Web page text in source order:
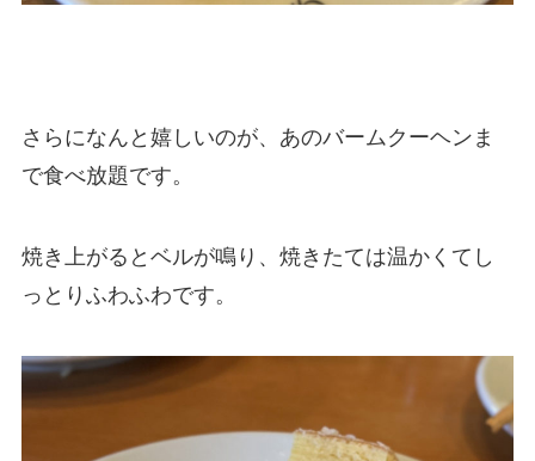
さらになんと嬉しいのが、あのバームクーヘンま
で食べ放題です。
焼き上がるとベルが鳴り、焼きたては温かくてし
っとりふわふわです。